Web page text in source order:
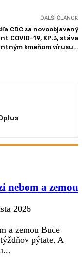
ĎALŠÍ ČLÁNOK
CDC sa novoobjavený
COVID-19, KP.3, stáva
kmeňom vírusu…
nebom a zemou
2026
a zemou Bude
pýtate. A